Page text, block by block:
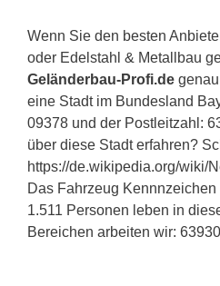
Wenn Sie den besten
oder Edelstahl & Metallbau
Geländerbau-Profi.de
eine Stadt im Bundesland
09378 und der Postleitzahl:
über diese Stadt erfahren?
https://de.wikipedia.org/wiki/
Das Fahrzeug
1.511 Personen leben in
Bereichen arbeiten wir: